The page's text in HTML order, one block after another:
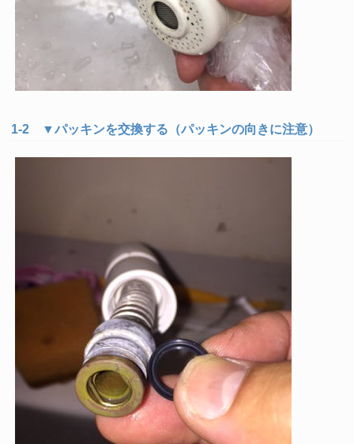
1-2 ▼パッキンを交換する（パッキンの向きに注意）